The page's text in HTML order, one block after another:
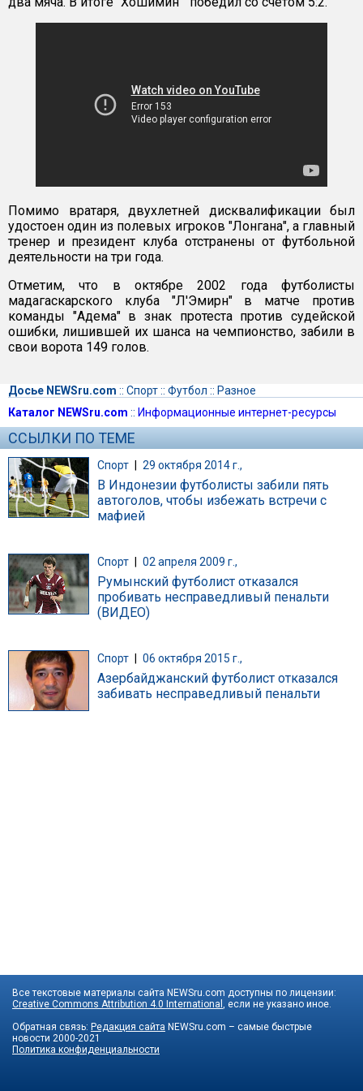
Помимо вратаря, двухлетней дисквалификации был
удостоен один из полевых игроков "Лонгана", а главный
тренер и президент клуба отстранены от футбольной
деятельности на три года.
Отметим, что в октябре 2002 года футболисты
мадагаскарского клуба "Л'Эмирн" в матче против
команды "Адема" в знак протеста против судейской
ошибки, лишившей их шанса на чемпионство, забили в
свои ворота 149 голов.
Досье NEWSru.com :: Спорт:: Футбол :: Разное
Каталог NEWSru.com :: Информационные интернет-ресурсы
ССЫЛКИ ПО ТЕМЕ
Спорт | 29 октября 2014 г.,
В Индонезии футболисты забили пять
автоголов, чтобы избежать встречи с
мафией
Спорт 02 апреля 2009 г.,
Румынский футболист отказался
пробивать несправедливый пенальти
(ВИДЕО)
Спорт 06 октября 2015 г.,
Азербайджанский футболист отказался
забивать несправедливый пенальти
Все текстовые материалы сайта NEWSru.com доступны по лицензии:
Creative Commons Attribution 4.0 International , если не указано иное.
Обратная связь: Редакция сайта NEWSru.com – самые быстрые
новости 2000-2021
Политика конфиденциальности